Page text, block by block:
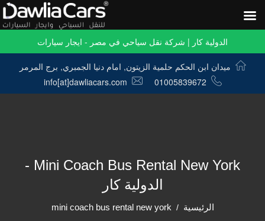
الدولية كار | شركة نقل سياحي في مصر - ايجار سيارات
ميدان ابن الحكم حلمية الزيتون, امام دنيا الجمبري, برج المرمر
01005839672
info[at]dawliacars.com
Mini Coach Bus Rental New York -
الدولية كار
الرئيسية mini coach bus rental new york